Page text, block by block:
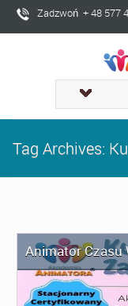
Zadzwoń + 48 577
Tag Archives:
Animator Czasu